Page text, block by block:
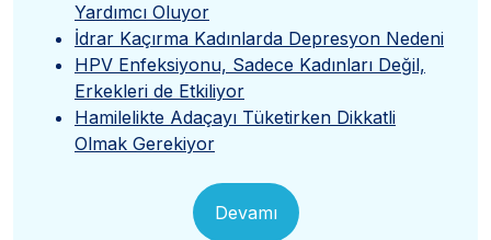
Yardımcı Oluyor
İdrar Kaçırma Kadınlarda Depresyon Nedeni
HPV Enfeksiyonu, Sadece Kadınları Değil,
Erkekleri de Etkiliyor
Hamilelikte Adaçayı Tüketirken Dikkatli
Olmak Gerekiyor
Devamı